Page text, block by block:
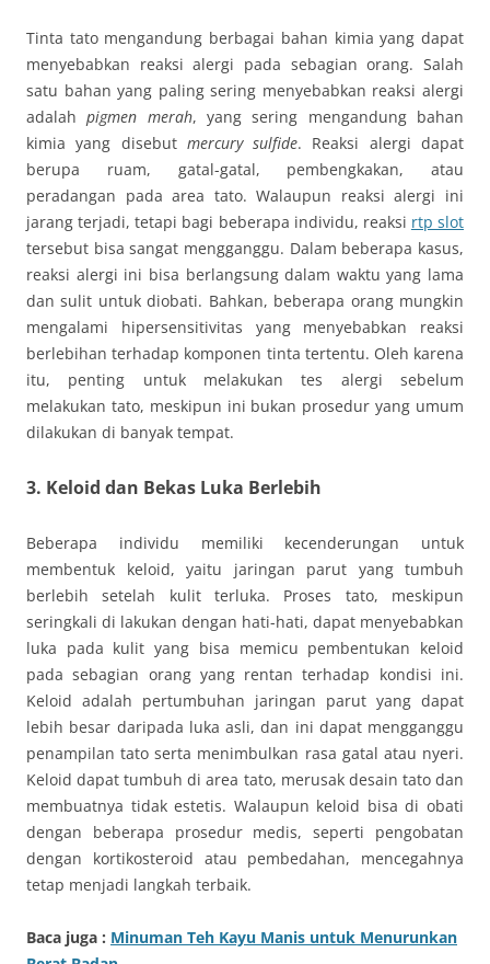
Tinta tato mengandung berbagai bahan kimia yang dapat
menyebabkan reaksi alergi pada sebagian orang. Salah
satu bahan yang paling sering menyebabkan reaksi alergi
adalahpigmen merah, yang sering mengandung bahan
kimia yang disebut mercury sulfide. Reaksi alergi dapat
berupa ruam, gatal-gatal, pembengkakan, atau
peradangan pada area tato. Walaupun reaksi alergi ini
jarang terjadi, tetapi bagi beberapa individu, reaksi rtp slot
tersebut bisa sangat mengganggu. Dalam beberapa kasus,
reaksi alergi ini bisa berlangsung dalam waktu yang lama
dan sulit untuk diobati. Bahkan, beberapa orang mungkin
mengalami hipersensitivitas yang menyebabkan reaksi
berlebihan terhadap komponen tinta tertentu. Oleh karena
itu, penting untuk melakukan tes alergi sebelum
melakukan tato, meskipun ini bukan prosedur yang umum
dilakukan di banyak tempat.
3. Keloid dan Bekas Luka Berlebih
Beberapa individu memiliki kecenderungan untuk
membentuk keloid, yaitu jaringan parut yang tumbuh
berlebih setelah kulit terluka. Proses tato, meskipun
seringkali di lakukan dengan hati-hati, dapat menyebabkan
luka pada kulit yang bisa memicu pembentukan keloid
pada sebagian orang yang rentan terhadap kondisi ini.
Keloid adalah pertumbuhan jaringan parut yang dapat
lebih besar daripada luka asli, dan ini dapat mengganggu
penampilan tato serta menimbulkan rasa gatal atau nyeri.
Keloid dapat tumbuh di area tato, merusak desain tato dan
membuatnya tidak estetis. Walaupun keloid bisa di obati
dengan beberapa prosedur medis, seperti pengobatan
dengan kortikosteroid atau pembedahan, mencegahnya
tetap menjadi langkah terbaik.
Baca juga : Minuman Teh Kayu Manis untuk Menurunkan